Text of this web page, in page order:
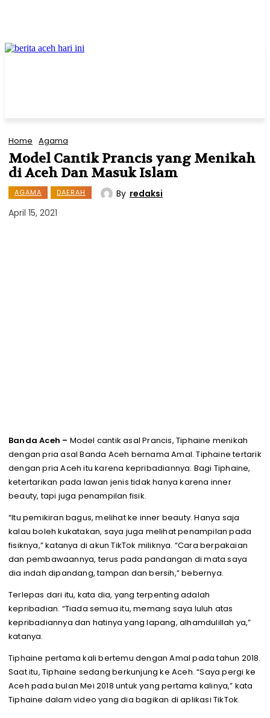
Home Agama
Model Cantik Prancis yang Menikah
di Aceh Dan Masuk Islam
AGAMA DAERAH By redaksi
April 15, 2021
Banda Aceh – Model cantik asal Prancis, Tiphaine menikah
dengan pria asal Banda Aceh bernama Amal. Tiphaine tertarik
dengan pria Aceh itu karena kepribadiannya. Bagi Tiphaine,
ketertarikan pada lawan jenis tidak hanya karena inner
beauty, tapi juga penampilan fisik.
“Itu pemikiran bagus, melihat ke inner beauty. Hanya saja
kalau boleh kukatakan, saya juga melihat penampilan pada
fisiknya,” katanya di akun TikTok miliknya. “Cara berpakaian
dan pembawaannya, terus pada pandangan di mata saya
dia indah dipandang, tampan dan bersih,” bebernya.
Terlepas dari itu, kata dia, yang terpenting adalah
kepribadian. “Tiada semua itu, memang saya luluh atas
kepribadiannya dan hatinya yang lapang, alhamdulillah ya,”
katanya.
Tiphaine pertama kali bertemu dengan Amal pada tahun 2018.
Saat itu, Tiphaine sedang berkunjung ke Aceh. “Saya pergi ke
Aceh pada bulan Mei 2018 untuk yang pertama kalinya,” kata
Tiphaine dalam video yang dia bagikan di aplikasi TikTok.